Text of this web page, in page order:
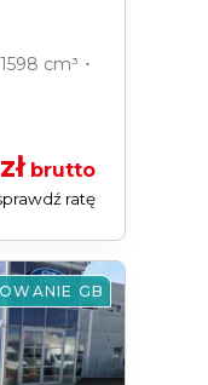
cm³ ･
brutto
ratę
GB